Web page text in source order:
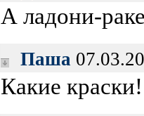
А ладони-
Паша
Какие